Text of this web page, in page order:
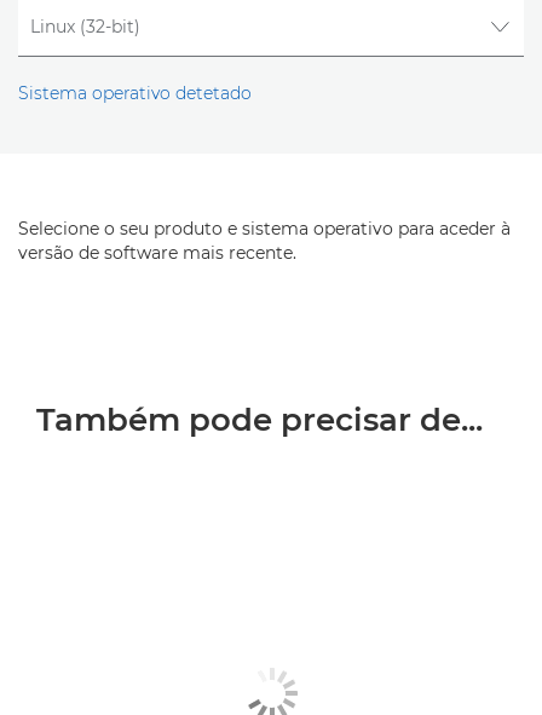
Sistema operativo detetado
Selecione o seu produto e sistema operativo para aceder à
versão de software mais recente.
Também pode precisar de...